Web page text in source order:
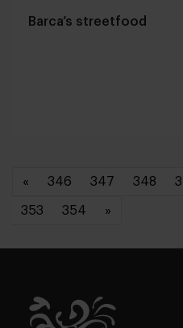
Barca’s streetfood
« 346 347 348
353 354 »